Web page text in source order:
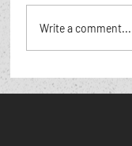
Write a comment...